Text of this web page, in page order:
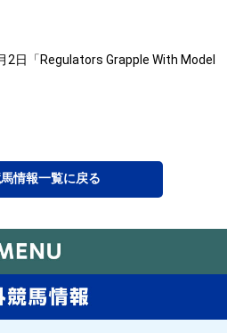
2日「Regulators Grapple With Model
情報一覧に戻る